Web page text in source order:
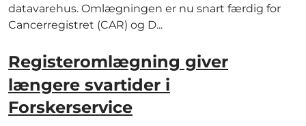
datavarehus. Omlægningen er nu snart færdig for
Cancerregistret (CAR) og D...
Registeromlægning giver
længere svartider i
Forskerservice